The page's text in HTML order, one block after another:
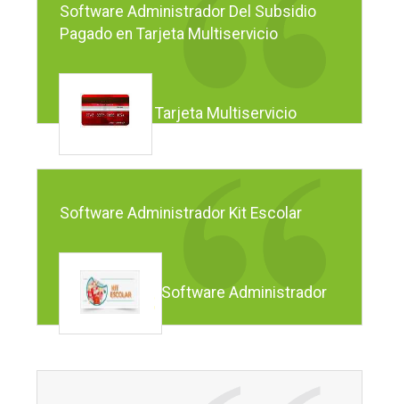
Software Administrador Del Subsidio
Pagado en Tarjeta Multiservicio
Tarjeta Multiservicio
Software Administrador Kit Escolar
Software Administrador